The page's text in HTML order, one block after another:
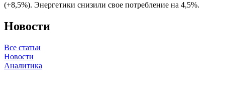
(+8,5%). Энергетики снизили свое потребление на 4,5%.
Новости
Все статьи
Новости
Аналитика